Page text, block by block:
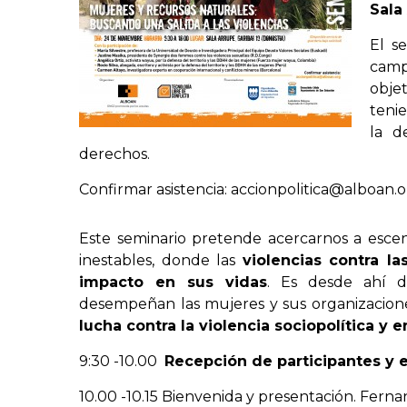
El
la
derechos.
Confirmar asistencia:
Este seminario pretende acercarnos a
inestables, donde las violencias contra
impacto en sus vidas. Es desde ahí
desempeñan las mujeres y sus
lucha contra la violencia sociopolítica y
9:30 -10.00 Recepción de participantes y
10.00 -10.15 Bienvenida y presentación.